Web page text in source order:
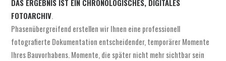
DAS ERGEBNIS IST EIN CHRONOLOGISCHES, DIGITALES
FOTOARCHIV.
Phasenübergreifend erstellen wir Ihnen eine professionell
fotografierte Dokumentation entscheidender, temporärer Momente
Ihres Bauvorhabens. Momente, die später nicht mehr sichtbar sein